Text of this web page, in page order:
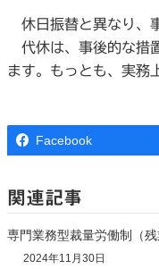
休日振替と異なり、
代休は、事後的な措
ます。もっとも、実務
Facebook
関連記事
専門業務型裁量労働制（残
2024年11月30日